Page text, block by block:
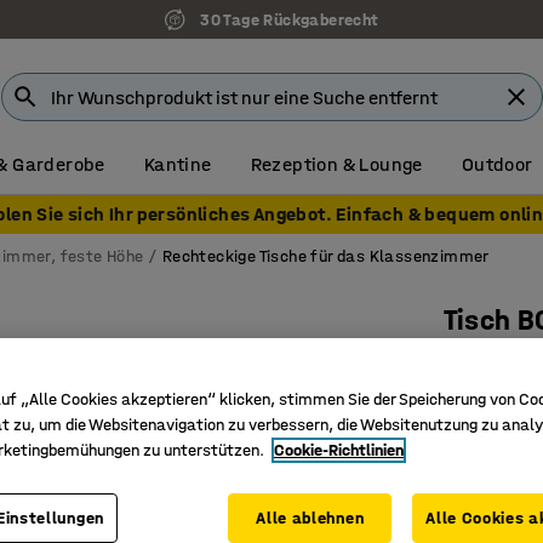
30 Tage Rückgaberecht
Garderobe Kantine Rezeption & Lounge Outdoor
Sie sich Ihr persönliches Angebot. Einfach & bequem
feste Höhe Rechteckige Tische für das Klassenzimmer
Tisch
Art. Nr.:
„Alle Cookies akzeptieren“ klicken, stimmen Sie der Speicherung von
zu, um die Websitenavigation zu verbessern, die Websitenutzung zu
zu unterstützen. Cookie-Richtlinien
Alle ablehnen Alle Cookies